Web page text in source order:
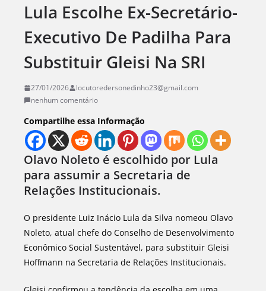
Lula Escolhe Ex-Secretário-
Executivo De Padilha Para
Substituir Gleisi Na SRI
27/01/2026
locutoredersonedinho23@gmail.com
nenhum comentário
Compartilhe essa Informação
Olavo Noleto é escolhido por Lula
para assumir a Secretaria de
Relações Institucionais.
O presidente Luiz Inácio Lula da Silva nomeou Olavo
Noleto, atual chefe do Conselho de Desenvolvimento
Econômico Social Sustentável, para substituir Gleisi
Hoffmann na Secretaria de Relações Institucionais.